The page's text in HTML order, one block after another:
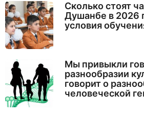
Сколько стоят
Душанбе в 2026
условия
Мы привыкли
разнообразии
говорит о
человеческой